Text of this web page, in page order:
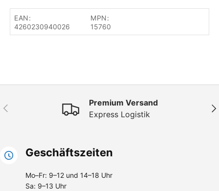
EAN:
4260230940026
MPN:
15760
Vorherige
Premium Versand
Express Logistik
Geschäftszeiten
Mo–Fr: 9–12 und 14–18 Uhr
Sa: 9–13 Uhr